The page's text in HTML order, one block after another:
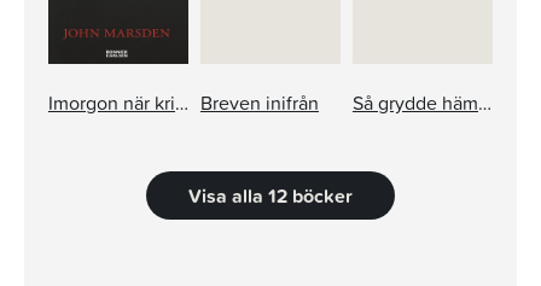
Imorgon när kriget kom Breven inifrån Så grydde hämndens timme
Visa alla 12 böcker